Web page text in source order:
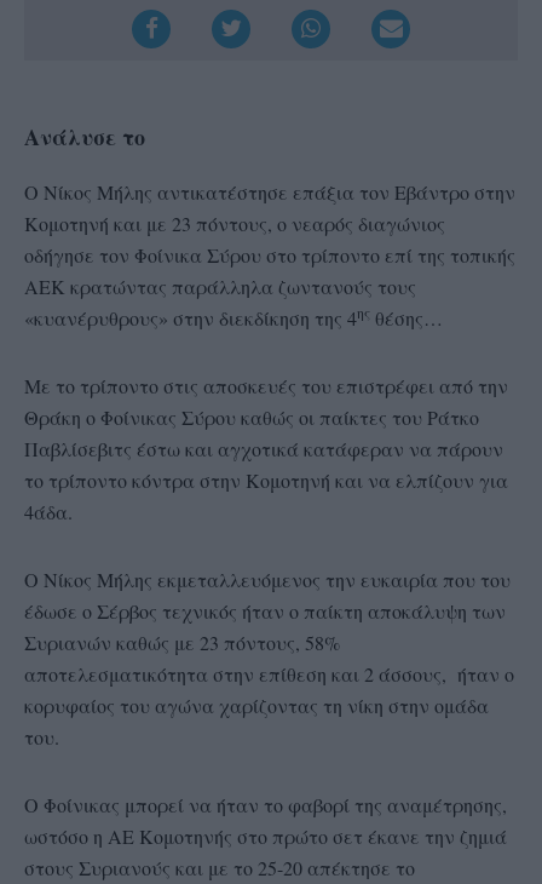
Ανάλυσε το
Ο Νίκος Μήλης αντικατέστησε επάξια τον Εβάντρο στην
Κομοτηνή και με 23 πόντους, ο νεαρός διαγώνιος
οδήγησε τον Φοίνικα Σύρου στο τρίποντο επί της τοπικής
ΑΕΚ κρατώντας παράλληλα ζωντανούς τους
«κυανέρυθρους» στην διεκδίκηση της 4ης θέσης…
Με το τρίποντο στις αποσκευές του επιστρέφει από την
Θράκη ο Φοίνικας Σύρου καθώς οι παίκτες του Ράτκο
Παβλίσεβιτς έστω και αγχοτικά κατάφεραν να πάρουν
το τρίποντο κόντρα στην Κομοτηνή και να ελπίζουν για
4άδα.
Ο Νίκος Μήλης εκμεταλλευόμενος την ευκαιρία που του
έδωσε ο Σέρβος τεχνικός ήταν ο παίκτη αποκάλυψη των
Συριανών καθώς με 23 πόντους, 58%
αποτελεσματικότητα στην επίθεση και 2 άσσους, ήταν ο
κορυφαίος του αγώνα χαρίζοντας τη νίκη στην ομάδα
του.
Ο Φοίνικας μπορεί να ήταν το φαβορί της αναμέτρησης,
ωστόσο η ΑΕ Κομοτηνής στο πρώτο σετ έκανε την ζημιά
στους Συριανούς και με το 25-20 απέκτησε το